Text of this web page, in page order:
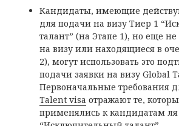
Кандидаты, имеющие
для подачи на визу Тиер 1
талант” (на Этапе 1), но еще
на визу или находящиеся в
2), могут использовать это
подачи заявки на визу Global
Первоначальные требования
Talent visa отражают те,
применялись к кандидатам